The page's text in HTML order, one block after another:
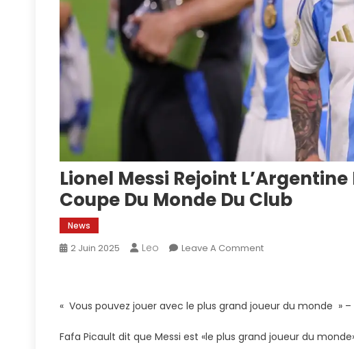
Lionel Messi Rejoint
Coupe Du Monde Du Club
News
2 Juin 2025 Leo Leave A CommentOn
L’Argentine
2
« Vous pouvez jouer avec le plus grand joueur du monde »
Fafa Picault dit que Messi est «le plus grand joueur du